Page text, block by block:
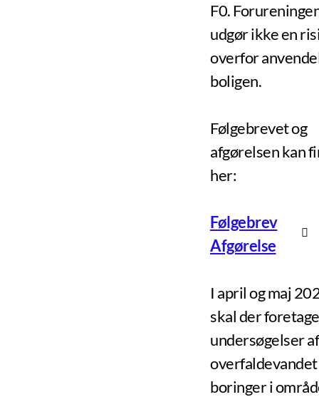
F0.
udgør ikke en
overfor
boligen.
Følgebrevet og
afgørelsen kan
her:
Følgebrev
Afgørelse
I april og maj
skal der
undersøgelser af
boringer i